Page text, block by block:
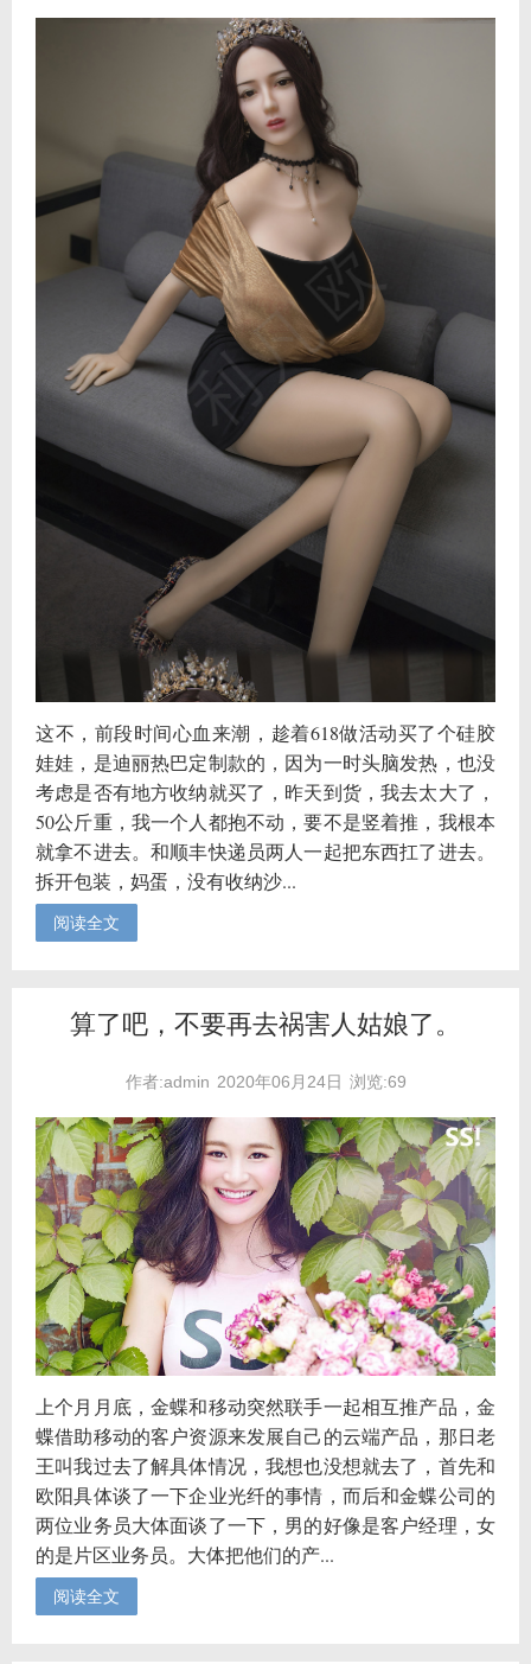
这不，前段时间心血来潮，趁着618做活动买了个硅胶
娃娃，是迪丽热巴定制款的，因为一时头脑发热，也没
考虑是否有地方收纳就买了，昨天到货，我去太大了，
50公斤重，我一个人都抱不动，要不是竖着推，我根本
就拿不进去。和顺丰快递员两人一起把东西扛了进去。
拆开包装，妈蛋，没有收纳沙...
阅读全文
算了吧，不要再去祸害人姑娘了。
作者:admin 2020年06月24日 浏览:69
上个月月底，金蝶和移动突然联手一起相互推产品，金
蝶借助移动的客户资源来发展自己的云端产品，那日老
王叫我过去了解具体情况，我想也没想就去了，首先和
欧阳具体谈了一下企业光纤的事情，而后和金蝶公司的
两位业务员大体面谈了一下，男的好像是客户经理，女
的是片区业务员。大体把他们的产...
阅读全文